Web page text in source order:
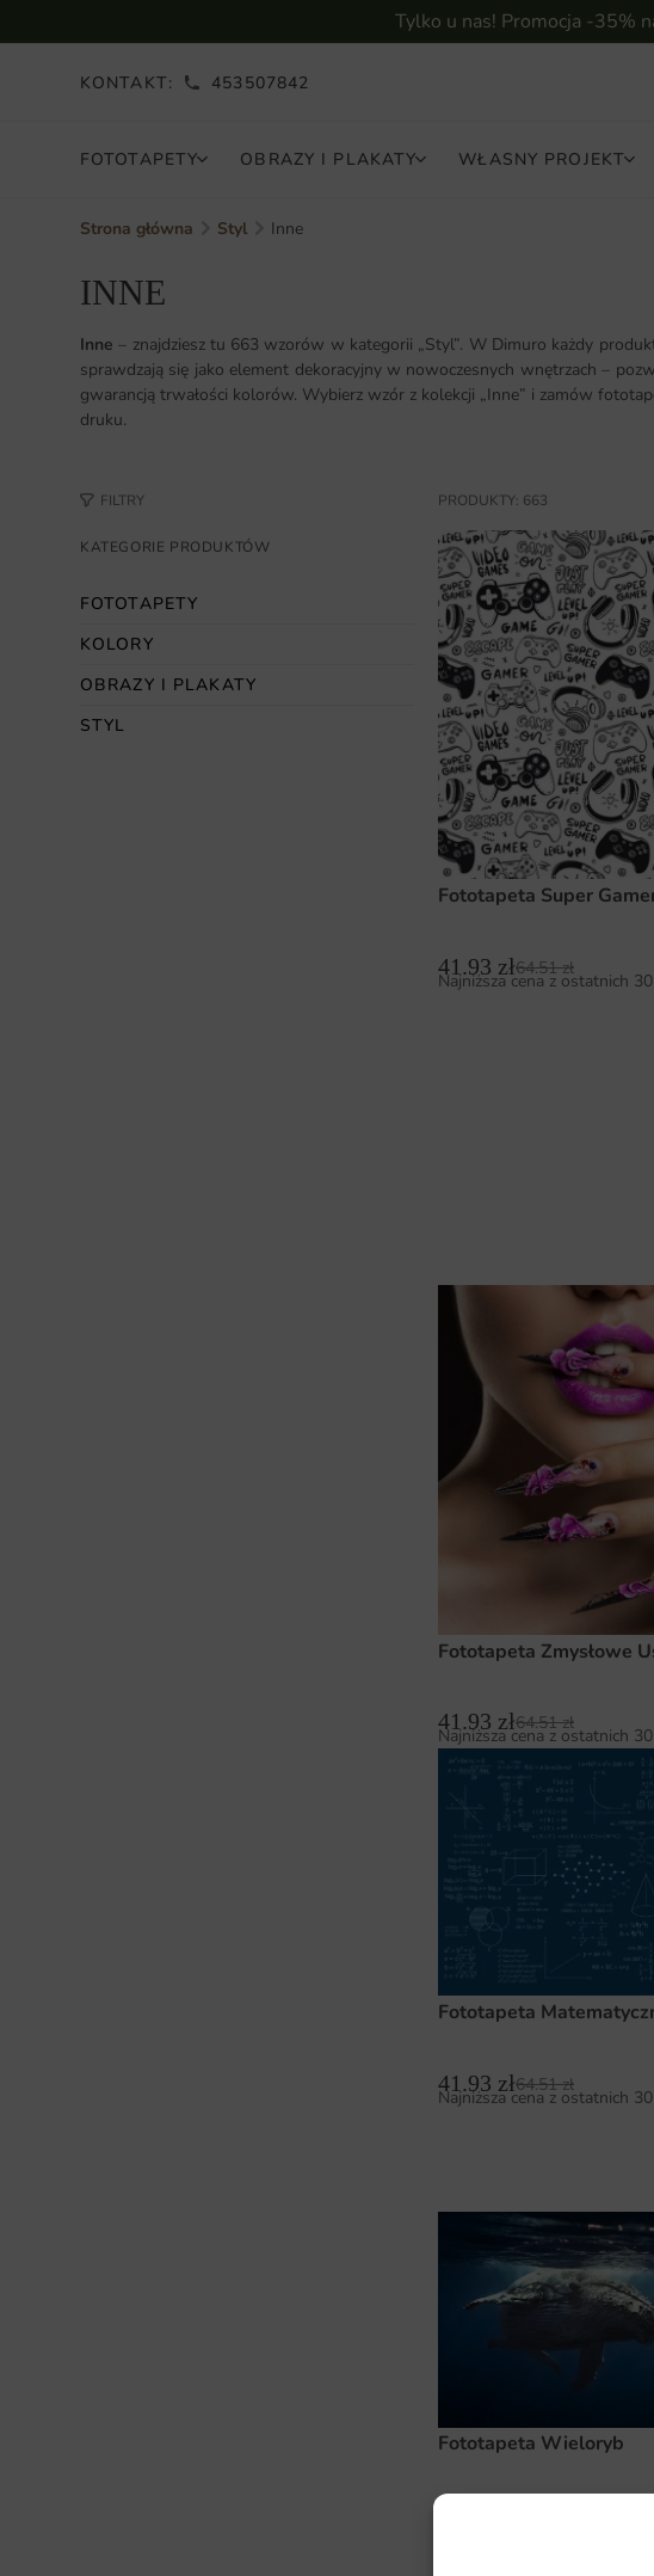
Tylko u nas! Promocja -35%
KONTAKT: 453507842
FOTOTAPETY OBRAZY I PLAKATY WŁASNY PROJEKT
Strona główna Styl Inne
INNE
Inne – znajdziesz tu 663 wzorów w kategorii „Styl”. W Dimuro każdy
sprawdzają się jako element dekoracyjny w nowoczesnych wnętrzach –
gwarancją trwałości kolorów. Wybierz wzór z kolekcji „Inne” i zamów
druku.
FILTRY
KATEGORIE PRODUKTÓW
FOTOTAPETY
KOLORY
OBRAZY I PLAKATY
STYL
PRODUKTY: 663
Fototapeta Super
41.93 zł64.51zł
Najniższa cena z ostatnich
Fototapeta Zmysłowe
41.93 zł64.51zł
Najniższa cena z ostatnich
Fototapeta
41.93 zł64.51zł
Najniższa cena z ostatnich
Fototapeta Wieloryb
Najniższa cena z ostatnich